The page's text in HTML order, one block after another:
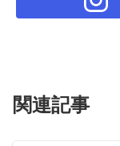
関連記事